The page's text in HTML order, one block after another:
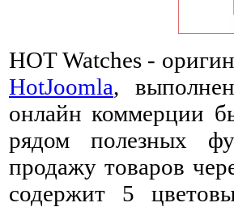
HOT Watches -
HotJoomla,
онлайн коммерции
рядом полезных
продажу товаров
содержит 5